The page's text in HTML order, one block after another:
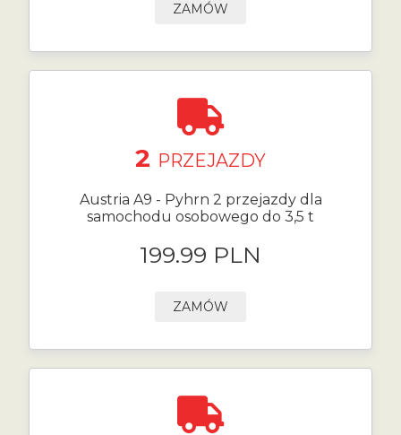
ZAMÓW
2 PRZEJAZDY
Austria A9 - Pyhrn 2 przejazdy dla
samochodu osobowego do 3,5 t
199.99 PLN
ZAMÓW